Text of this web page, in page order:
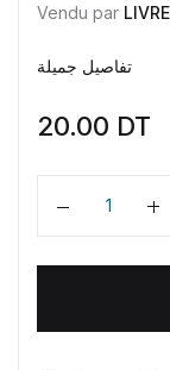
Vendu par
تفاصيل جميلة
20.00 DT
Quantité